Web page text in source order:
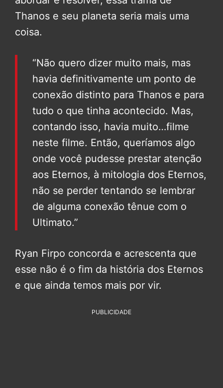
Thanos e seu planeta seria mais uma
coisa.
“Não quero dizer muito mais, mas
havia definitivamente um ponto de
conexão distinto para Thanos e para
tudo o que tinha acontecido. Mas,
contando isso, havia muito…filme
neste filme. Então, queríamos algo
onde você pudesse prestar atenção
aos Eternos, à mitologia dos Eternos,
não se perder tentando se lembrar
de alguma conexão tênue com o
Ultimato.”
Ryan Firpo concorda e acrescenta que
esse não é o fim da história dos Eternos
e que ainda temos mais por vir.
PUBLICIDADE